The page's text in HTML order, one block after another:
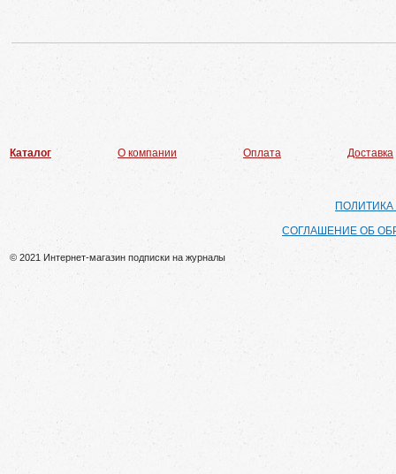
Каталог О компании Оплата Доставка
СОГЛАШЕНИЕ ОБ
© 2021 Интернет-магазин подписки на журналы